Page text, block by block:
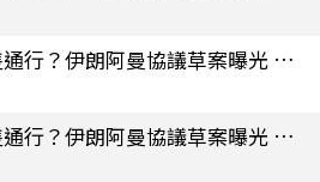
荷莫茲海峽禁美以船隻通行？伊朗阿曼協議草案曝光 敵對國要先賠償
荷莫茲海峽禁美以船隻通行？伊朗阿曼協議草案曝光 敵對國要先賠償